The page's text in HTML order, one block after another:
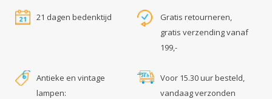
21 dagen bedenktijd
Gratis retourneren,
gratis verzending vanaf
199,-
Antieke en vintage
lampen:
Voor 15.30 uur besteld,
vandaag verzonden